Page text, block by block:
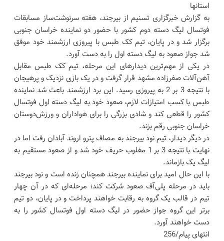
استانها
به گزارش خبرگزاری تسنیم از بیرجند، هفته سرنوشت‌ساز مسابقات
فوتسال لیگ دسته دوم کشور با حضور دو نماینده خراسان جنوبی
برگزار شد و در پایان، تیم کک طبس با پیروزی ارزشمند خود موفق
شد جواز صعود به لیگ دسته اول را به دست آورد.
در یکی از مهم‌ترین دیدارهای این مرحله، تیم کک طبس مقابل
آهن‌آلات صفرزاده مشهد قرار گرفت و در یک بازی نزدیک و پرهیجان
با نتیجه 3 بر 2 به پیروزی رسید. این برد ارزشمند باعث شد نماینده
طبس با کسب امتیازات لازم، صعود خود به لیگ دسته اول فوتسال
کشور را قطعی کند و شادی بزرگی را برای هواداران و ورزش‌دوستان
خراسان جنوبی رقم بزند.
در دیگر دیدار، تیم نود بیرجند به مصاف پترو اروند آبادان رفت اما در
نهایت با نتیجه 3 بر 1 مغلوب حریف خود شد و از صعود مستقیم به
لیگ یک بازماند.
با این حال امید برای نماینده بیرجند همچنان زنده است و نود بیرجند
باید در مرحله پلی‌آف صعود شرکت کند؛ مرحله‌ای که در آن چهار
تیم در قالب یک گروه به رقابت خواهند پرداخت و در پایان، دو تیم
برتر این گروه جواز حضور در لیگ دسته اول فوتسال کشور را به
دست خواهند آورد.
انتهای پیام/256